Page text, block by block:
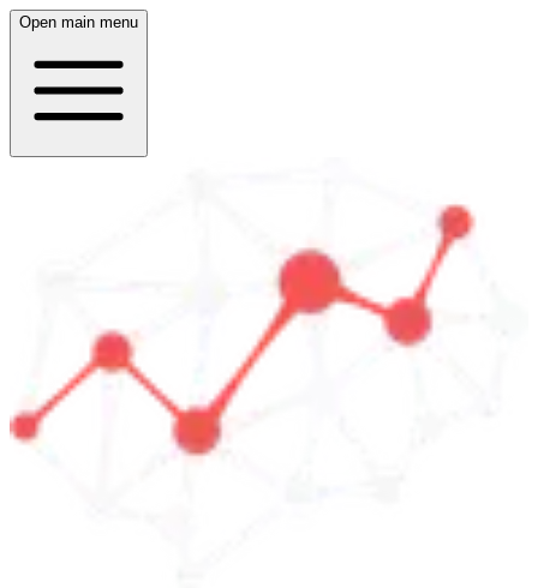
Open main menu